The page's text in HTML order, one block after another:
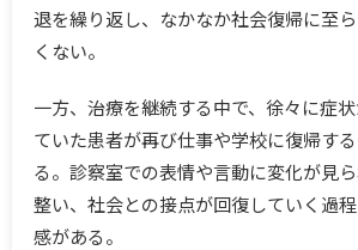
退を繰り返し、なかなか社会復帰に至
くない。
一方、治療を継続する中で、徐々に症
ていた患者が再び仕事や学校に復帰す
る。診察室での表情や言動に変化が見
整い、社会との接点が回復していく過
感がある。